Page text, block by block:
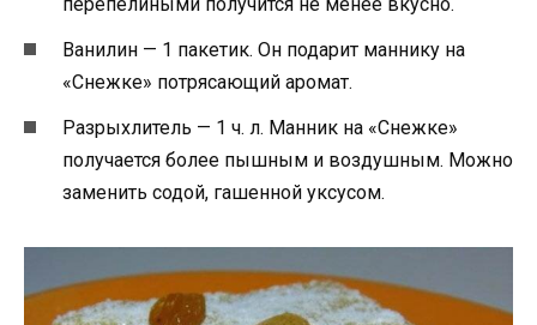
Ванилин — 1 пакетик. Он подарит маннику на
«Снежке» потрясающий аромат.
Разрыхлитель — 1 ч. л. Манник на «Снежке»
получается более пышным и воздушным. Можно
заменить содой, гашенной уксусом.